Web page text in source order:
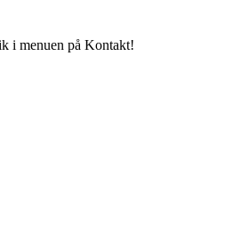
i menuen på Kontakt!